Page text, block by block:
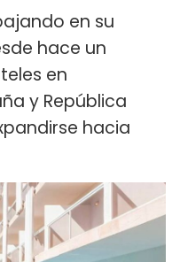
en su
hace un
en
y República
hacia